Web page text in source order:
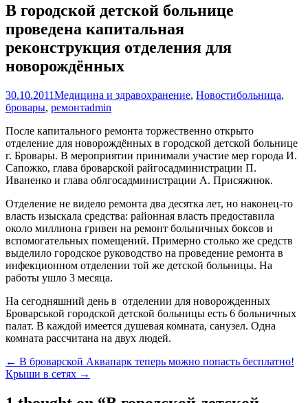
В городской детской больнице
проведена капитальная
реконструкция отделения для
новорождённых
30.10.2011Медицина и здравохранение, Новостибольница,
бровары, ремонтadmin
После капитального ремонта торжественно открыто
отделение для новорождённых в городской детской больнице
г. Бровары. В мероприятии принимали участие мер города И.
Сапожко, глава броварской райгосадминистрации П.
Иваненко и глава облгосадминистрации А. Присяжнюк.
Отделение не видело ремонта два десятка лет, но наконец-то
власть изыскала средства: районная власть предоставила
около миллиона гривен на ремонт больничных боксов и
вспомогательных помещений. Примерно столько же средств
выделило городское руководство на проведение ремонта в
инфекционном отделении той же детской больницы. На
работы ушло 3 месяца.
На сегодняшний день в отделении для новорожденных
Броварськой городской детской больницы есть 6 больничных
палат. В каждой имеется душевая комната, санузел. Одна
комната рассчитана на двух людей.
Post
navigation
← В броварской Аквапарк теперь можно попасть бесплатно!
Крыши в сетях →